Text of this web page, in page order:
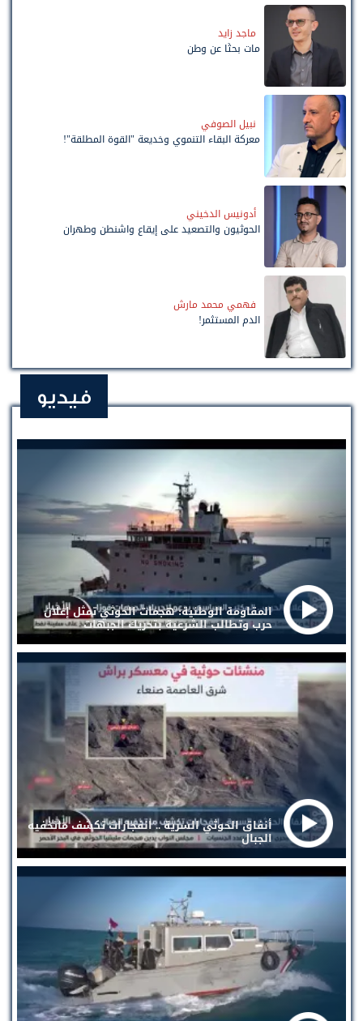
ماجد زايد
مات بحثًا عن وطن
نبيل الصوفي
معركة البقاء التنموي وخديعة "القوة المطلقة"!
أدونيس الدخيني
الحوثيون والتصعيد على إيقاع واشنطن وطهران
فهمي محمد مارش
الدم المستثمر!
فيديو
المقاومة الوطنية: هجمات الحوثي تمثل إعلان
حرب وتطالب الشرعية بتحريك الجبهات
أنفاق الحوثي السرية .. انفجارات تكشف ماتخفيه
الجبال